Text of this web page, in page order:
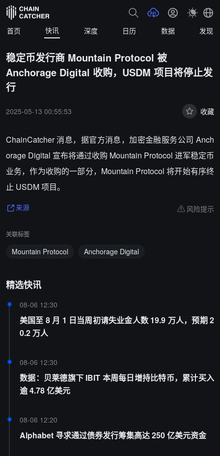
首页 快讯 深度 日历 数据 发现
稳定币发行商 Mountain Protocol 被
Anchorage Digital 收购，USDM 项目将停止发
行
2025-05-13 00:55:53 收藏
ChainCatcher 消息，据官方消息，加密金融服务公司 Anch
orage Digital 宣布将通过收购 Mountain Protocol 进军稳定币
业务，作为收购的一部分，Mountain Protocol 将开始有序终
止 USDM 项目。
来源 风险提示
关联标签
Mountain Protocol Anchorage Digital
精选快讯
08-06 12:30
美国至 8 月 1 日当周初请失业金人数 19.9 万人，预期 2
0.2 万人
08-06 12:30
数据：贝莱德旗下 IBIT 本周每日增持比特币，累计买入
逾 4.78 亿美元
08-06 12:20
Alphabet 寻求通过债券发行筹集高达 250 亿美元资金